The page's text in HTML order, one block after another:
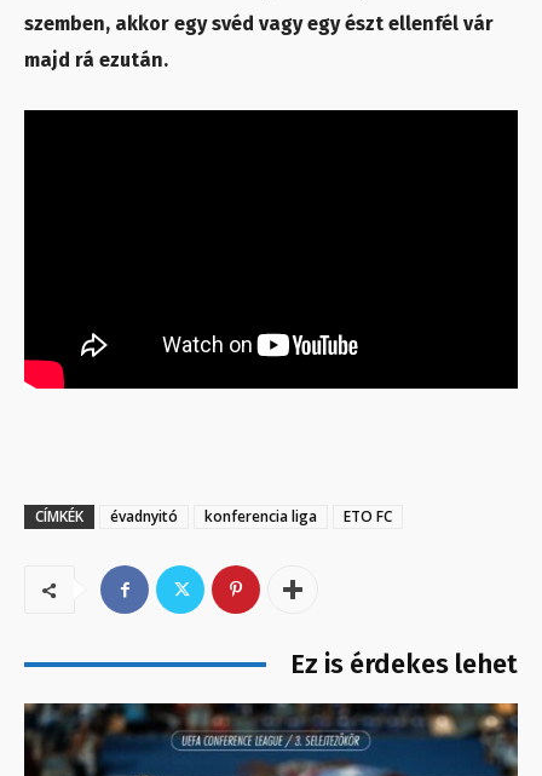
szemben, akkor egy svéd vagy egy észt ellenfél vár
majd rá ezután.
CÍMKÉK évadnyitó konferencia liga ETO FC
Ez is érdekes lehet